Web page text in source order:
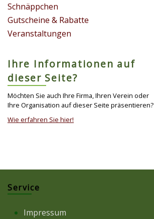
Schnäppchen
Gutscheine & Rabatte
Veranstaltungen
Ihre Informationen auf
dieser Seite?
Möchten Sie auch Ihre Firma, Ihren Verein oder
Ihre Organisation auf dieser Seite präsentieren?
Wie erfahren Sie hier!
Service
Impressum